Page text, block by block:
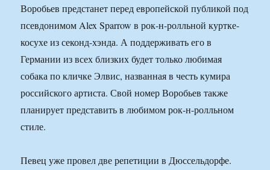
Воробьев предстанет перед европейской публикой под
псевдонимом Alex Sparrow в рок-н-ролльной куртке-
косухе из секонд-хэнда. А поддерживать его в
Германии из всех близких будет только любимая
собака по кличке Элвис, названная в честь кумира
российского артиста. Свой номер Воробьев также
планирует представить в любимом рок-н-ролльном
стиле.
Певец уже провел две репетиции в Дюссельдорфе.